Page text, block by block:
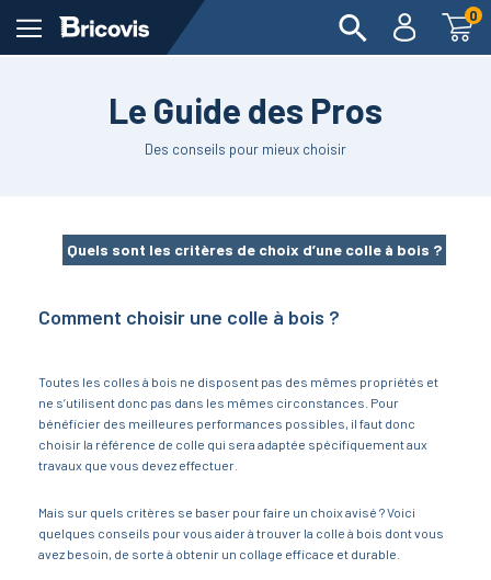
0
Le Guide des Pros
Des conseils pour mieux choisir
Quels sont les critères de choix d’une colle à bois ?
Comment choisir une colle à bois ?
Toutes les colles à bois ne disposent pas des mêmes propriétés et
ne s’utilisent donc pas dans les mêmes circonstances. Pour
bénéficier des meilleures performances possibles, il faut donc
choisir la référence de colle qui sera adaptée spécifiquement aux
travaux que vous devez effectuer.
Mais sur quels critères se baser pour faire un choix avisé ? Voici
quelques conseils pour vous aider à trouver la colle à bois dont vous
avez besoin, de sorte à obtenir un collage efficace et durable.